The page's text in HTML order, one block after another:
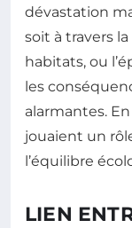
dévastation
soit à travers
habitats, ou
les
alarmantes.
jouaient un
l’équilibre
LIEN